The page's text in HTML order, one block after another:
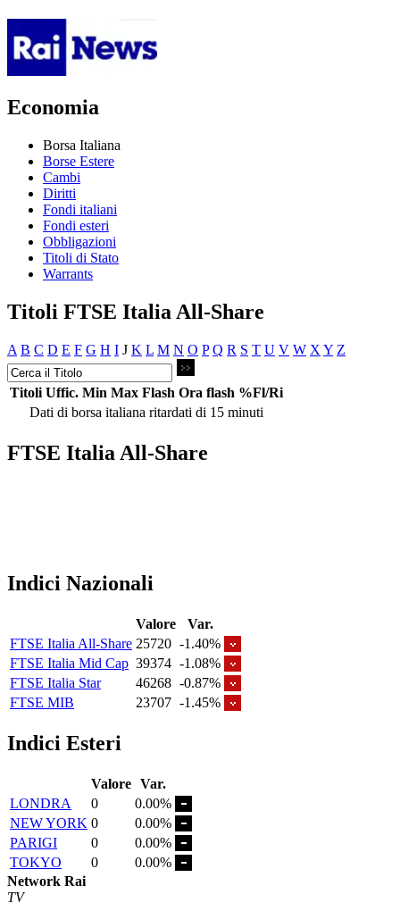
Economia
Borsa Italiana
Borse Estere
Cambi
Diritti
Fondi italiani
Fondi esteri
Obbligazioni
Titoli di Stato
Warrants
Titoli FTSE Italia All-Share
A B C D E F G H I J K L M N O P Q R S T U V W X Y Z
Titoli Uffic. Min Max Flash Ora flash %Fl/Ri
Dati di borsa italiana ritardati di 15 minuti
FTSE Italia All-Share
Indici Nazionali
Valore
Var.
FTSE Italia All-Share 25720 -1.40%
FTSE Italia Mid Cap 39374 -1.08%
FTSE Italia Star
46268 -0.87%
FTSE MIB
23707 -1.45%
Indici Esteri
Valore Var.
LONDRA
0
0.00%
NEW YORK 0
0.00%
PARIGI
0
0.00%
TOKYO
0
0.00%
Network Rai
TV